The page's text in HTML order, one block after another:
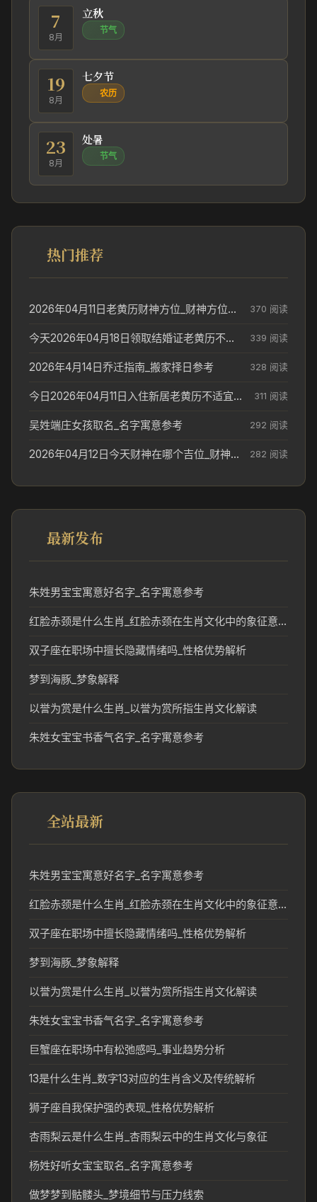
7
8月
立秋
节气
19
8月
七夕节
农历
23
8月
处暑
节气
热门推荐
2026年04月11日老黄历财神方位_财神方位与供奉讲究 370 阅读
今天2026年04月18日领取结婚证老黄历不适合吗_领证日期参考 339 阅读
2026年4月14日乔迁指南_搬家择日参考 328 阅读
今日2026年04月11日入住新居老黄历不适宜吗_搬家择日参考 311 阅读
吴姓端庄女孩取名_名字寓意参考 292 阅读
2026年04月12日今天财神在哪个吉位_财神方位参考 282 阅读
最新发布
朱姓男宝宝寓意好名字_名字寓意参考
红脸赤颈是什么生肖_红脸赤颈在生肖文化中的象征意义
双子座在职场中擅长隐藏情绪吗_性格优势解析
梦到海豚_梦象解释
以誉为赏是什么生肖_以誉为赏所指生肖文化解读
朱姓女宝宝书香气名字_名字寓意参考
全站最新
朱姓男宝宝寓意好名字_名字寓意参考
红脸赤颈是什么生肖_红脸赤颈在生肖文化中的象征意义
双子座在职场中擅长隐藏情绪吗_性格优势解析
梦到海豚_梦象解释
以誉为赏是什么生肖_以誉为赏所指生肖文化解读
朱姓女宝宝书香气名字_名字寓意参考
巨蟹座在职场中有松弛感吗_事业趋势分析
13是什么生肖_数字13对应的生肖含义及传统解析
狮子座自我保护强的表现_性格优势解析
杏雨梨云是什么生肖_杏雨梨云中的生肖文化与象征
杨姓好听女宝宝取名_名字寓意参考
做梦梦到骷髅头_梦境细节与压力线索